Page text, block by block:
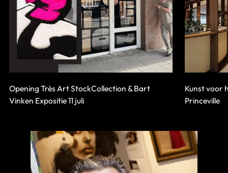
Opening Très Art StockCollection & Bart
Vinken Expositie 11 juli
Kunst voor
Princeville